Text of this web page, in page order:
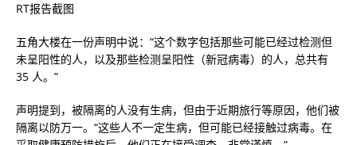
RT报告截图
五角大楼在一份声明中说：“这个数字包括那些可能已经过检测但
未呈阳性的人，以及那些检测呈阳性（新冠病毒）的人，总共有
35 人。”
声明提到，被隔离的人没有生病，但由于近期旅行等原因，他们被
隔离以防万一。“这些人不一定生病，但可能已经接触过病毒。在